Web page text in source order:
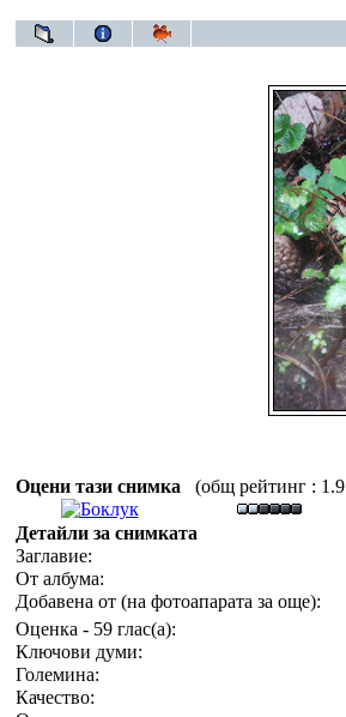
Оцени тази снимка
(общ рейтинг : 1.9
Детайли за снимката
Заглавие:
От албума:
Добавена от (на фотоапарата за още):
Оценка - 59 глас(а):
Ключови думи:
Големина:
Качество: